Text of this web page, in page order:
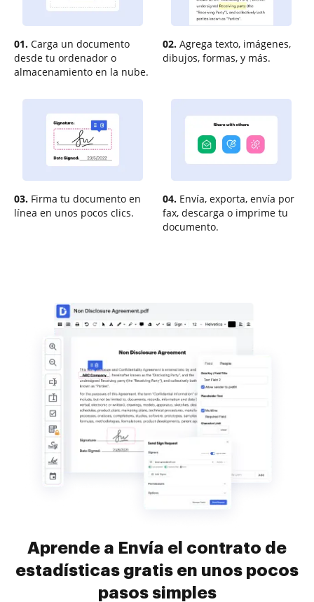
01. Carga un documento
desde tu ordenador o
almacenamiento en la nube.
02. Agrega texto, imágenes,
dibujos, formas, y más.
03. Firma tu documento en
línea en unos pocos clics.
04. Envía, exporta, envía por
fax, descarga o imprime tu
documento.
Aprende a Envía el contrato de
estadísticas gratis en unos pocos
pasos simples